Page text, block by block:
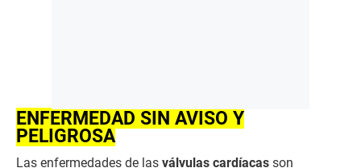
ENFERMEDAD SIN AVISO Y
PELIGROSA
Las enfermedades de las válvulas cardíacas son